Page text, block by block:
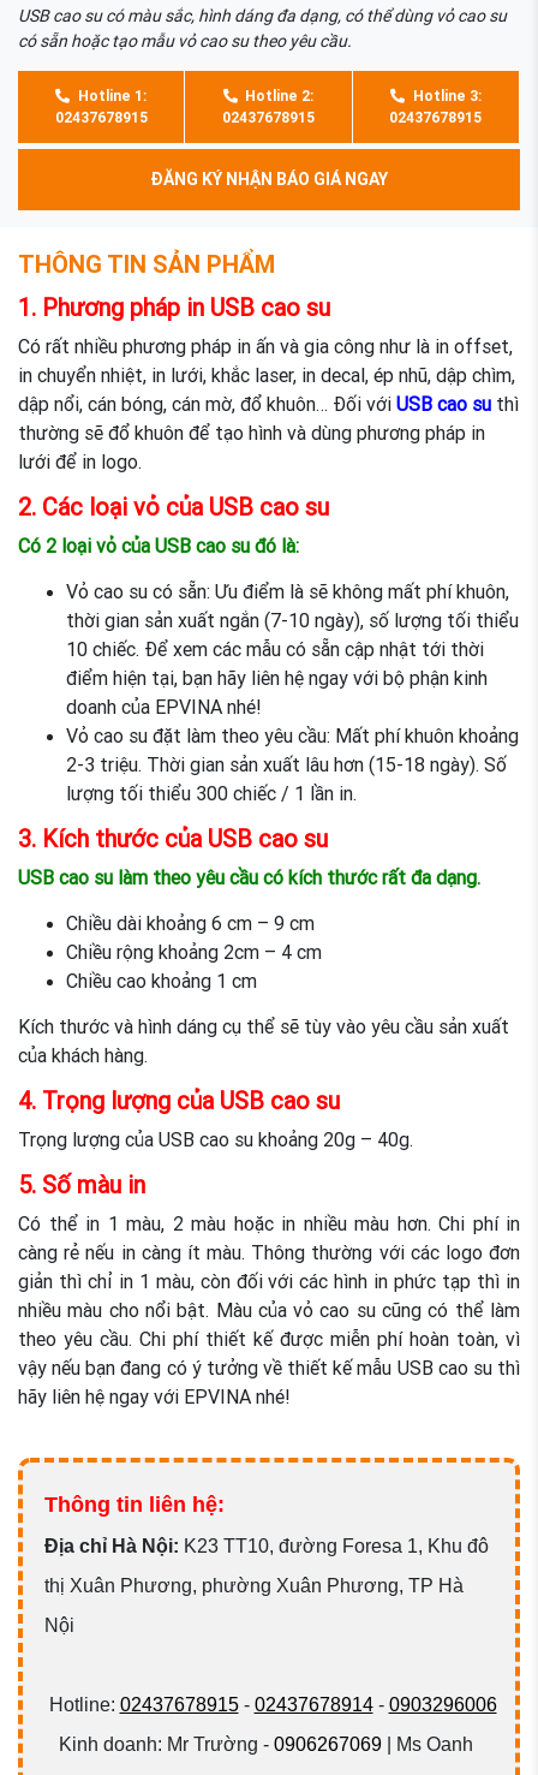
USB cao su có màu sắc, hình dáng đa dạng, có thể dùng vỏ cao su
có sẵn hoặc tạo mẫu vỏ cao su theo yêu cầu.
Hotline 1:
02437678915
Hotline 2:
02437678915
Hotline 3:
02437678915
ĐĂNG KÝ NHẬN BÁO GIÁ NGAY
THÔNG TIN SẢN PHẨM
1. Phương pháp in USB cao su
Có rất nhiều phương pháp in ấn và gia công như là in offset,
in chuyển nhiệt, in lưới, khắc laser, in decal, ép nhũ, dập chìm,
dập nổi, cán bóng, cán mờ, đổ khuôn… Đối với USB cao su thì
thường sẽ đổ khuôn để tạo hình và dùng phương pháp in
lưới để in logo.
2. Các loại vỏ của USB cao su
Có 2 loại vỏ của USB cao su đó là:
Vỏ cao su có sẵn: Ưu điểm là sẽ không mất phí khuôn,
thời gian sản xuất ngắn (7-10 ngày), số lượng tối thiểu
10 chiếc. Để xem các mẫu có sẵn cập nhật tới thời
điểm hiện tại, bạn hãy liên hệ ngay với bộ phận kinh
doanh của EPVINA nhé!
Vỏ cao su đặt làm theo yêu cầu: Mất phí khuôn khoảng
2-3 triệu. Thời gian sản xuất lâu hơn (15-18 ngày). Số
lượng tối thiểu 300 chiếc / 1 lần in.
3. Kích thước của USB cao su
USB cao su làm theo yêu cầu có kích thước rất đa dạng.
Chiều dài khoảng 6 cm – 9 cm
Chiều rộng khoảng 2cm – 4 cm
Chiều cao khoảng 1 cm
Kích thước và hình dáng cụ thể sẽ tùy vào yêu cầu sản xuất
của khách hàng.
4. Trọng lượng của USB cao su
Trọng lượng của USB cao su khoảng 20g – 40g.
5. Số màu in
Có thể in 1 màu, 2 màu hoặc in nhiều màu hơn. Chi phí in
càng rẻ nếu in càng ít màu. Thông thường với các logo đơn
giản thì chỉ in 1 màu, còn đối với các hình in phức tạp thì in
nhiều màu cho nổi bật. Màu của vỏ cao su cũng có thể làm
theo yêu cầu. Chi phí thiết kế được miễn phí hoàn toàn, vì
vậy nếu bạn đang có ý tưởng về thiết kế mẫu USB cao su thì
hãy liên hệ ngay với EPVINA nhé!
Thông tin liên hệ:
Địa chỉ Hà Nội: K23 TT10, đường Foresa 1, Khu đô
thị Xuân Phương, phường Xuân Phương, TP Hà
Nội
Hotline: 02437678915- 02437678914- 0903296006
Kinh doanh: Mr Trường - 0906267069| Ms Oanh